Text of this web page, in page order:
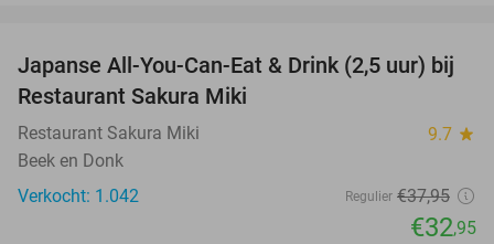
13%
Japanse All-You-Can-Eat & Drink (2,5 uur) bij
Restaurant Sakura Miki
Restaurant Sakura Miki 9.7 star
Beek en Donk
Verkocht: 1.042
Regulier €37,95
€32,95